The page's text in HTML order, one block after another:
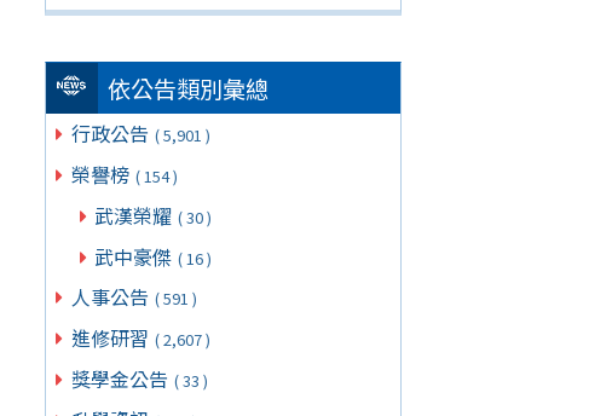
依公告類別彙總
行政公告 ( 5,901 )
榮譽榜 ( 154 )
武漢榮耀 ( 30 )
武中豪傑 ( 16 )
人事公告 ( 591 )
進修研習 ( 2,607 )
獎學金公告 ( 33 )